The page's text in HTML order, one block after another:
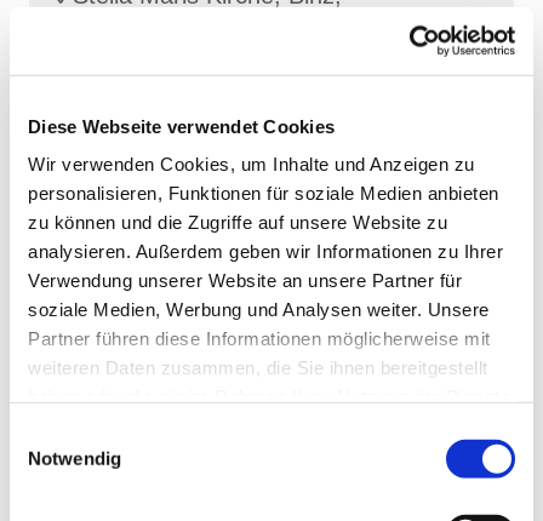
Diese Webseite verwendet Cookies
Wir verwenden Cookies, um Inhalte und Anzeigen zu
personalisieren, Funktionen für soziale Medien anbieten
zu können und die Zugriffe auf unsere Website zu
analysieren. Außerdem geben wir Informationen zu Ihrer
Verwendung unserer Website an unsere Partner für
soziale Medien, Werbung und Analysen weiter. Unsere
Partner führen diese Informationen möglicherweise mit
weiteren Daten zusammen, die Sie ihnen bereitgestellt
Notwendig